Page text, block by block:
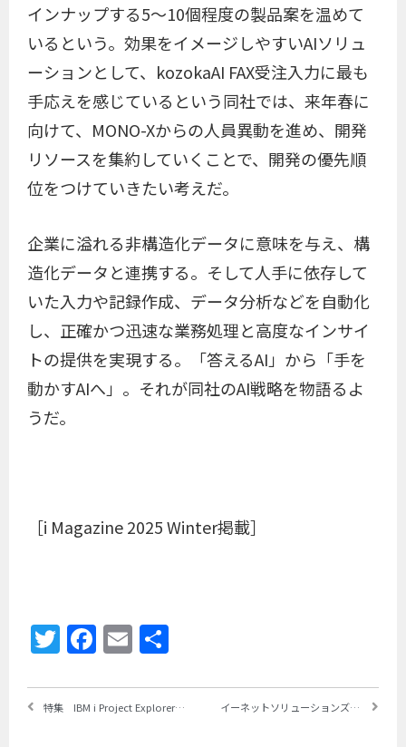
インナップする5～10個程度の製品案を温めて
いるという。効果をイメージしやすいAIソリュ
ーションとして、kozokaAI FAX受注入力に最も
手応えを感じているという同社では、来年春に
向けて、MONO-Xからの人員異動を進め、開発
リソースを集約していくことで、開発の優先順
位をつけていきたい考えだ。
企業に溢れる非構造化データに意味を与え、構
造化データと連携する。そして人手に依存して
いた入力や記録作成、データ分析などを自動化
し、正確かつ迅速な業務処理と高度なインサイ
トの提供を実現する。「答えるAI」から「手を
動かすAIへ」。それが同社のAI戦略を物語るよ
うだ。
［i Magazine 2025 Winter掲載］
Twitter
Facebook
Email
特集 IBM i Project ExplorerとBobを使用したRPG開発 ＜Part4＞IBM i Project Explorerを使用したローカル開発 ～⑥ プロジェクトのデプロイ イーネットソリューションズが「arGuss for Power」を発表 ～24時間365日の有人監視・障害対応サービスを低価格で提供